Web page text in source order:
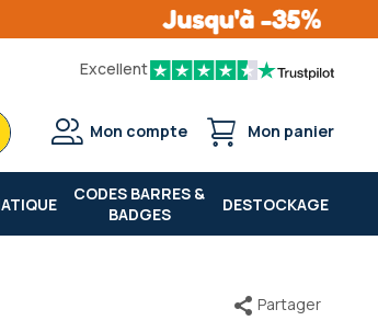
Excellent
Mon compte Mon panier
CODES BARRES &
BADGES
DESTOCKAGE
Partager